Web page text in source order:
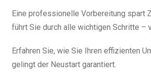
Eine professionelle Vorbereitung spart
führt Sie durch alle wichtigen Schritte –
Erfahren Sie, wie Sie Ihren effizienten
gelingt der Neustart garantiert.